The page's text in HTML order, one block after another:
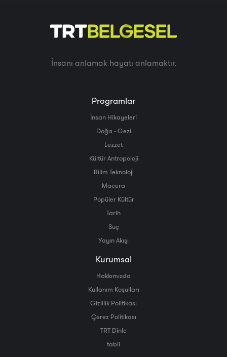
İnsanı anlamak hayatı anlamaktır.
Programlar
İnsan Hikayeleri
Doğa - Gezi
Lezzet
Kültür Antropoloji
Bilim Teknoloji̇
Macera
Popüler Kültür
Tarih
Suç
Yayın Akışı
Kurumsal
Hakkımızda
Kullanım Koşulları
Gizlilik Politikası
Çerez Politikası
TRT Dinle
tabii